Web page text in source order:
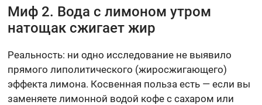
Миф 2. Вода с лимоном утром
натощак сжигает жир
Реальность: ни одно исследование не выявило
прямого липолитического (жиросжигающего)
эффекта лимона. Косвенная польза есть — если вы
заменяете лимонной водой кофе с сахаром или